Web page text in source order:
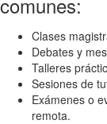
Clases
Debates y
Talleres
Sesiones de
Exámenes o
remota.